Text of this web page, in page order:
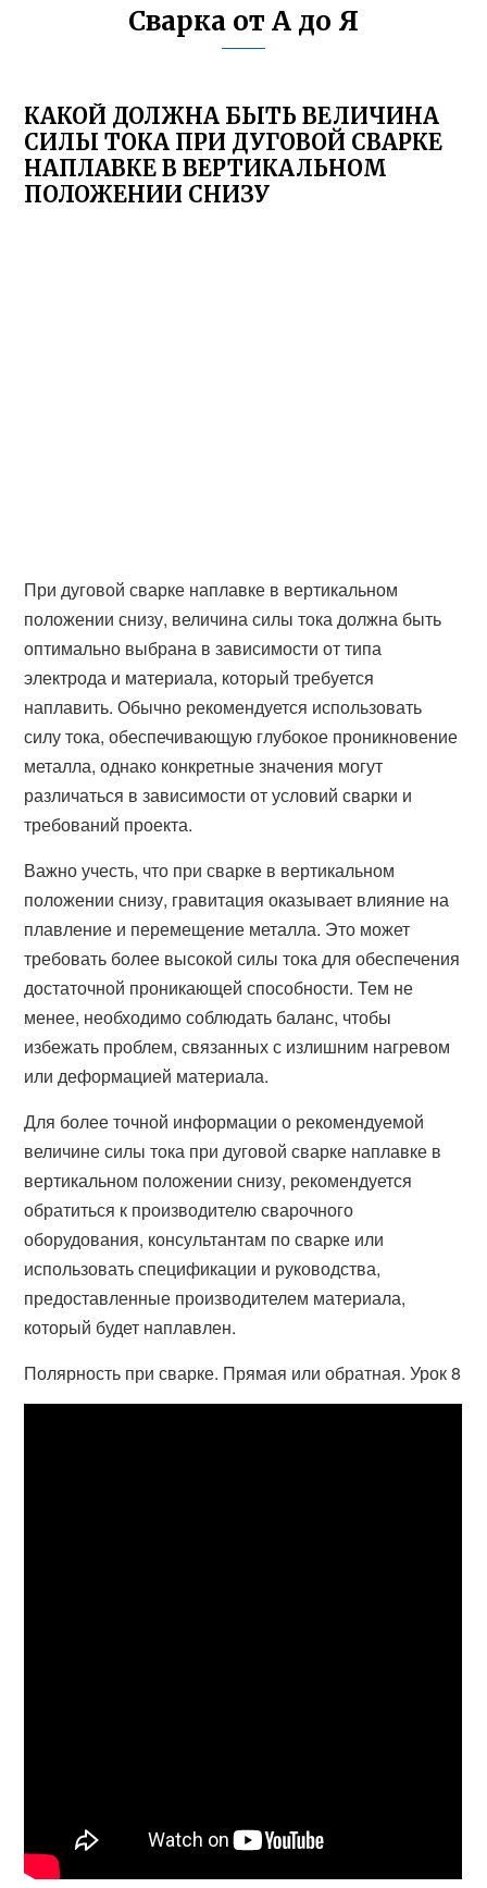
Сварка от А до Я
КАКОЙ ДОЛЖНА БЫТЬ ВЕЛИЧИНА
СИЛЫ ТОКА ПРИ ДУГОВОЙ СВАРКЕ
НАПЛАВКЕ В ВЕРТИКАЛЬНОМ
ПОЛОЖЕНИИ СНИЗУ
При дуговой сварке наплавке в вертикальном
положении снизу, величина силы тока должна быть
оптимально выбрана в зависимости от типа
электрода и материала, который требуется
наплавить. Обычно рекомендуется использовать
силу тока, обеспечивающую глубокое проникновение
металла, однако конкретные значения могут
различаться в зависимости от условий сварки и
требований проекта.
Важно учесть, что при сварке в вертикальном
положении снизу, гравитация оказывает влияние на
плавление и перемещение металла. Это может
требовать более высокой силы тока для обеспечения
достаточной проникающей способности. Тем не
менее, необходимо соблюдать баланс, чтобы
избежать проблем, связанных с излишним нагревом
или деформацией материала.
Для более точной информации о рекомендуемой
величине силы тока при дуговой сварке наплавке в
вертикальном положении снизу, рекомендуется
обратиться к производителю сварочного
оборудования, консультантам по сварке или
использовать спецификации и руководства,
предоставленные производителем материала,
который будет наплавлен.
Полярность при сварке. Прямая или обратная. Урок 8